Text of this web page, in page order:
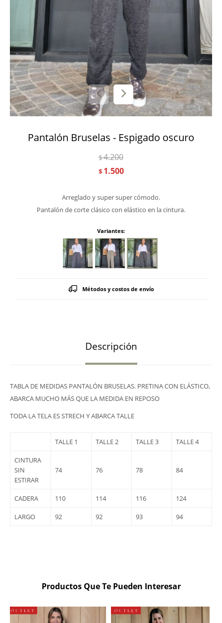
Pantalón Bruselas - Espigado oscuro
$ 1.500
$4.200
Arreglado y super super cómodo.
Pantalón de corte clásico con elástico en la cintura.
Variantes:
Métodos y costos de envío
Descripción
TABLA DE MEDIDAS PANTALÓN BRUSELAS. PRETINA CON ELÁSTICO,
ABARCA MUCHO MÁS QUE LA MEDIDA EN REPOSO
TODA LA TELA ES STRECH Y ABARCA TALLE
TALLE 1 TALLE 2 TALLE 3 TALLE 4
CINTURA
SIN
ESTIRAR
74 76 78 84
CADERA 110 114 116 124
LARGO 92 92 93 94
Productos Que Te Pueden Interesar